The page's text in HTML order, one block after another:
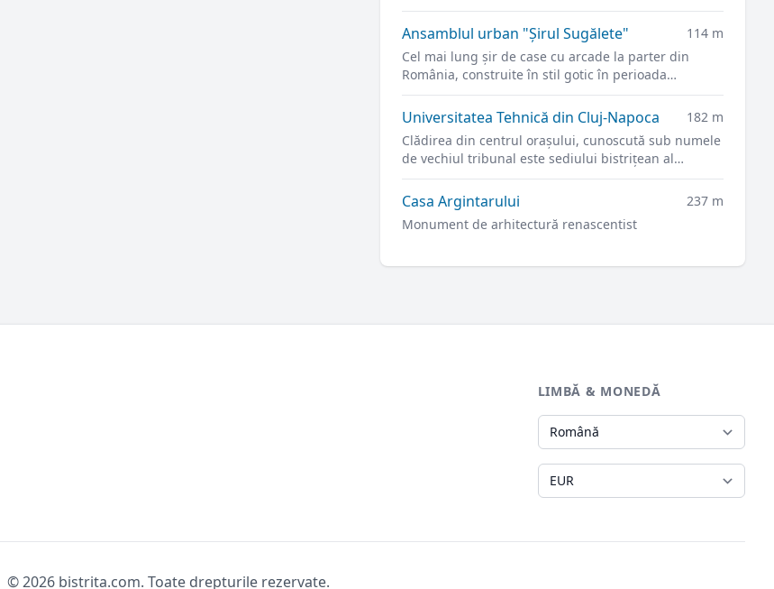
Ansamblul urban "Şirul Sugălete"
114 m
Cel mai lung şir de case cu arcade la parter din
România, construite în stil gotic în perioada
renascentistă
Universitatea Tehnică din Cluj-Napoca
182 m
Clădirea din centrul orașului, cunoscută sub numele
de vechiul tribunal este sediului bistrițean al
universității din 2021.
Casa Argintarului
237 m
Monument de arhitectură renascentist
LIMBĂ & MONEDĂ
Limbă
Monedă
© 2026 bistrita.com. Toate drepturile rezervate.